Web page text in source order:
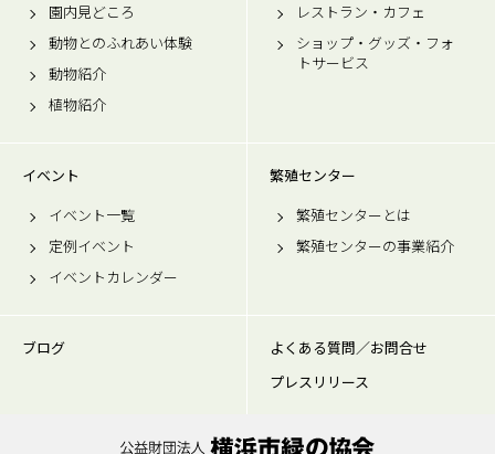
園内見どころ
動物とのふれあい体験
動物紹介
植物紹介
レストラン・カフェ
ショップ・グッズ・フォ
トサービス
イベント
イベント一覧
定例イベント
イベントカレンダー
繁殖センター
繁殖センターとは
繁殖センターの事業紹介
ブログ
よくある質問／お問合せ
プレスリリース